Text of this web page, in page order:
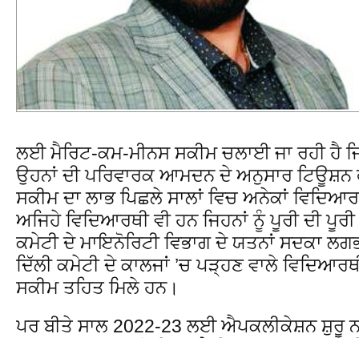
ਲਈ ਮੈਰਿਟ-ਕਮ-ਮੀਨਸ ਸਕੀਮ ਚਲਾਈ ਜਾ ਰਹੀ ਹੈ
ਉਹਨਾਂ ਦੀ ਪਰਿਵਾਰਕ ਆਮਦਨ ਦੇ ਅਨੁਸਾਰ ਟਿਊਸ਼ਨ
ਸਕੀਮ ਦਾ ਲਾਭ ਪਿਛਲੇ ਸਾਲਾਂ ਵਿਚ ਅਨੇਕਾਂ
ਅਜਿਹੇ ਵਿਦਿਆਰਥੀ ਵੀ ਹਨ ਜਿਹਨਾਂ ਨੂੰ ਪੂਰੀ ਦੀ
ਕਮੇਟੀ ਦੇ ਮਾਇਨੋਰਿਟੀ ਵਿਭਾਗ ਦੇ ਯਤਨਾਂ ਸਦਕਾ
ਦਿੱਲੀ ਕਮੇਟੀ ਦੇ ਕਾਲਜਾਂ ’ਚ ਪੜ੍ਹਣ ਵਾਲੇ
ਸਕੀਮ ਤਹਿਤ ਮਿਲੇ ਹਨ।
ਪਰ ਬੀਤੇ ਸਾਲ 2022-23 ਲਈ ਐਪਕਲੀਕੇਸ਼ਨ ਸ਼ੁਰੂ